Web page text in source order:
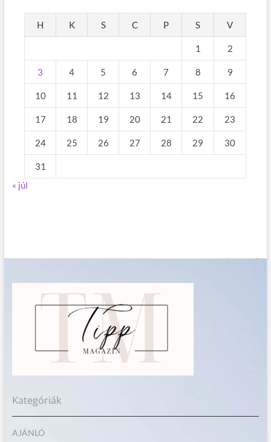
H K S C P S V
1 2
3 4 5 6 7 8 9
10 11 12 13 14 15 16
17 18 19 20 21 22 23
24 25 26 27 28 29 30
31
« júl
Kategóriák
AJÁNLÓ